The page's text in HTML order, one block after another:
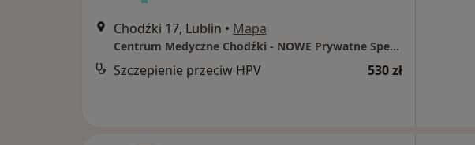
Chodźki 17, Lublin • Mapa
Centrum Medyczne Chodźki - NOWE Prywatne Specjalistyczne Gabinety Lekarskie
Szczepienie przeciw HPV 530 zł